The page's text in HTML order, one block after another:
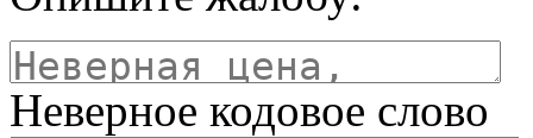
Неверное кодовое слово